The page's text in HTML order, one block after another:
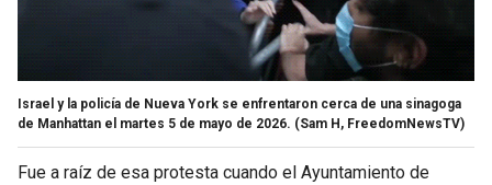
Israel y la policía de Nueva York se enfrentaron cerca de una sinagoga
de Manhattan el martes 5 de mayo de 2026. (Sam H, FreedomNewsTV)
Fue a raíz de esa protesta cuando el Ayuntamiento de